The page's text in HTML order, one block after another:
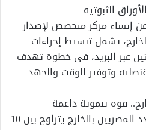
الثبوتية
إنشاء مركز متخصص لإصدار
يشمل تبسيط إجراءات
عبر البريد، في خطوة تهدف
وتوفير الوقت والجهد
وأشار عبد العاطي إلى أن عدد المصريين بالخارج يتراوح بين 10